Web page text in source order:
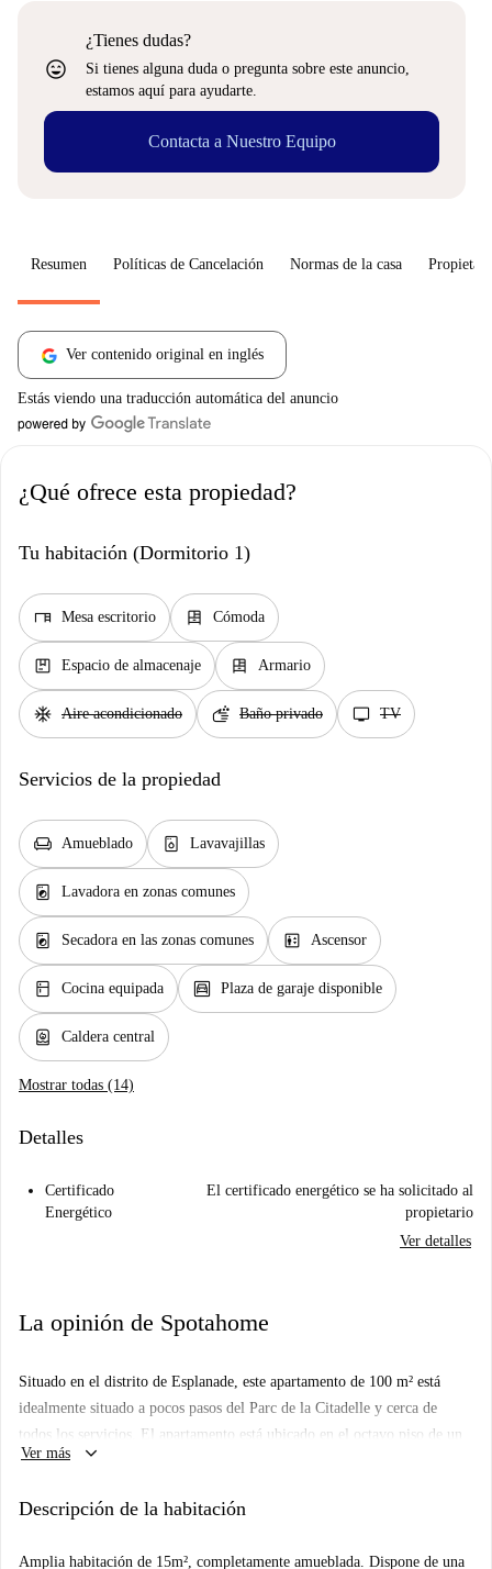
sentiment_very_satisfied
¿Tienes dudas?
Si tienes alguna duda o pregunta sobre este anuncio,
estamos aquí para ayudarte.
Contacta a Nuestro Equipo
Resumen Políticas de Cancelación Normas de la casa
Ver contenido original en inglés
Estás viendo una traducción automática del anuncio
¿Qué ofrece esta propiedad?
Tu habitación (Dormitorio 1)
desk Mesa escritorio dresser Cómoda
package Espacio de almacenaje dresser Armario
ac_unit Aire acondicionado soap Baño privado tv TV
Servicios de la propiedad
chair Amueblado dishwasher_gen Lavavajillas
local_laundry_service Lavadora en zonas comunes
local_laundry_service Secadora en las zonas comunes elevator Ascensor
kitchen Cocina equipada garage Plaza de garaje disponible
water_heater Caldera central
Mostrar todas (14)
Detalles
Certificado
Energético
El certificado energético se ha solicitado al
propietario
Ver detalles
La opinión de Spotahome
Situado en el distrito de Esplanade, este apartamento de 100 m² está
idealmente situado a pocos pasos del Parc de la Citadelle y cerca de
todos los servicios. El apartamento está ubicado en el octavo piso de un
edificio seguro con códigos digitales y guardia y tiene ascensor. El
ducha y un WC separado. Cada habitación del apartamento es elegible
Ver más keyboard_arrow_down
Descripción de la habitación
Amplia habitación de 15m², completamente amueblada. Dispone de una